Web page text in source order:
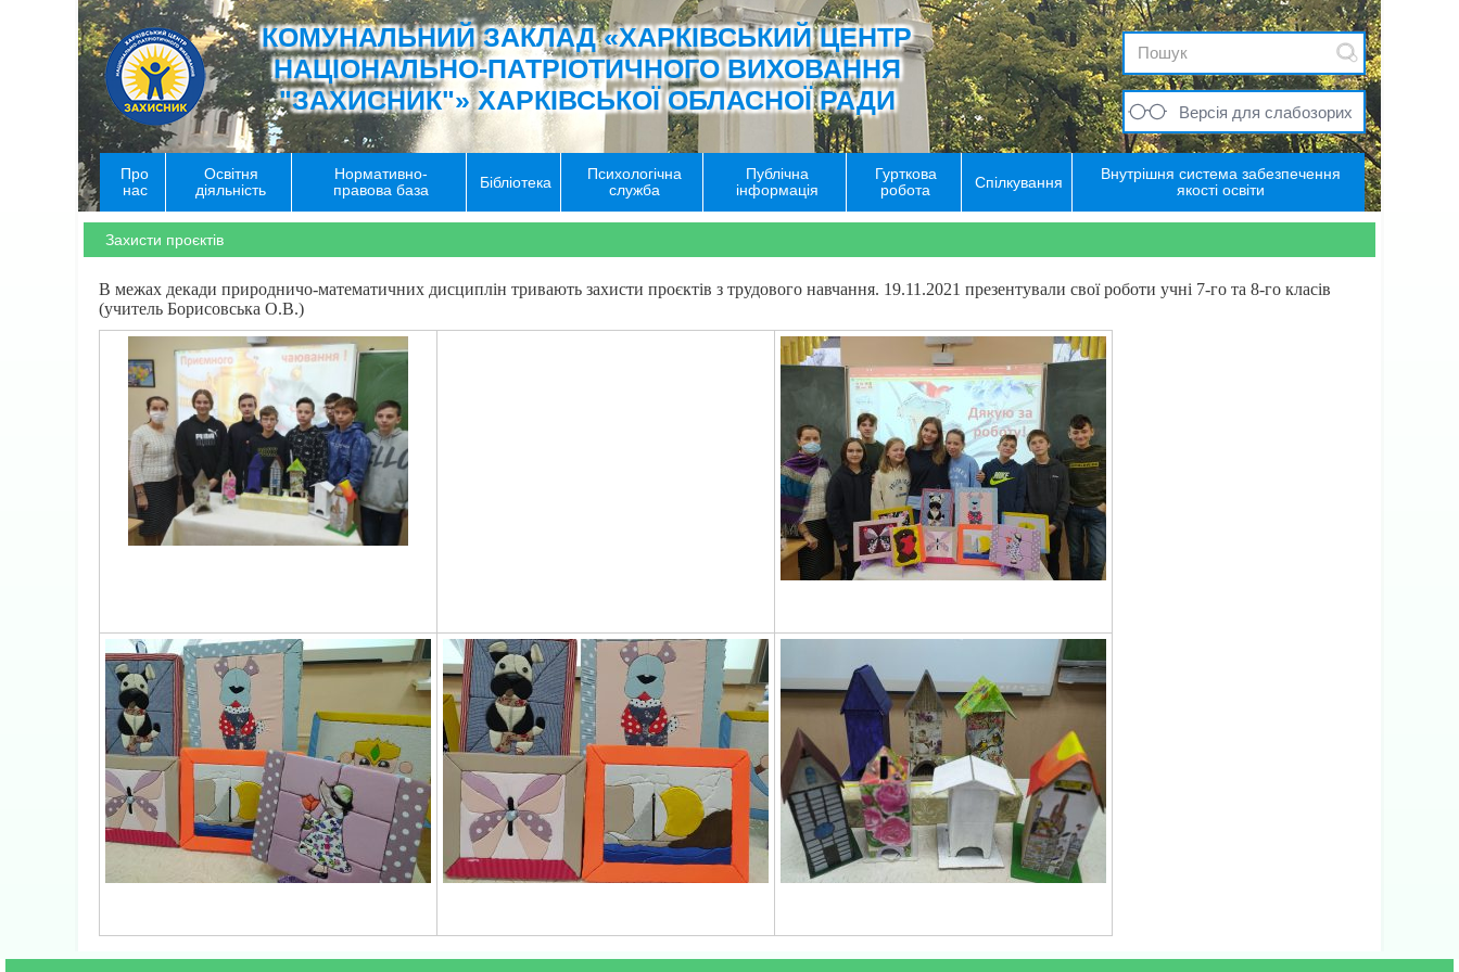
КОМУНАЛЬНИЙ ЗАКЛАД «ХАРКІВСЬКИЙ ЦЕНТР
НАЦІОНАЛЬНО-ПАТРІОТИЧНОГО ВИХОВАННЯ
"ЗАХИСНИК"» ХАРКІВСЬКОЇ ОБЛАСНОЇ РАДИ
Версія для слабозорих
Про
нас
Освітня
діяльність
Нормативно-
правова база
Бібліотека
Психологічна
служба
Публічна
інформація
Гурткова
робота
Спілкування
Внутрішня система забезпечення
якості освіти
Захисти проєктів
В межах декади природничо-математичних дисциплін тривають захисти проєктів з трудового навчання. 19.11.2021 презентували свої роботи учні 7-го та 8-го класів
(учитель Борисовська О.В.)